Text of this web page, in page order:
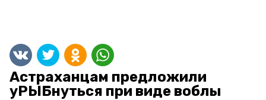
Астраханцам предложили
уРЫБнуться при виде воблы